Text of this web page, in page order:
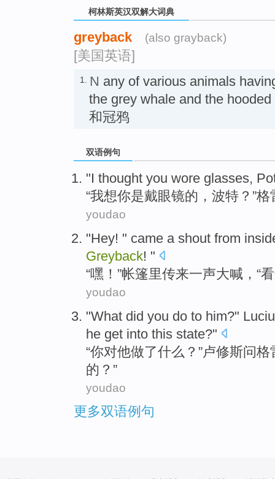
柯林斯英汉双解大词典
greyback (also grayback)
[美国英语]
1. N any of various animals
the grey whale and the
和冠鸦
双语例句
"I thought you wore glasses,
“我想你是戴眼镜的， 波特 ？”格
youdao
"Hey! " came a shout from
Greyback! "
“嘿 ！”帐篷里传来一声大喊 ，“看
youdao
"What did you do to him?"
he get into this state?"
“你对他做了什么？”卢修斯问格
的？”
youdao
更多双语例句